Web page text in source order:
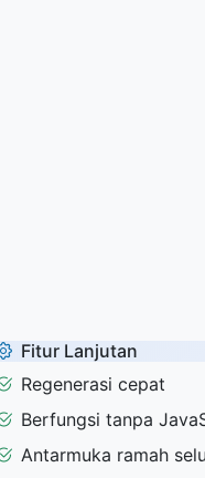
Fitur Lanjutan
Regenerasi cepat
Berfungsi tanpa
Antarmuka ramah